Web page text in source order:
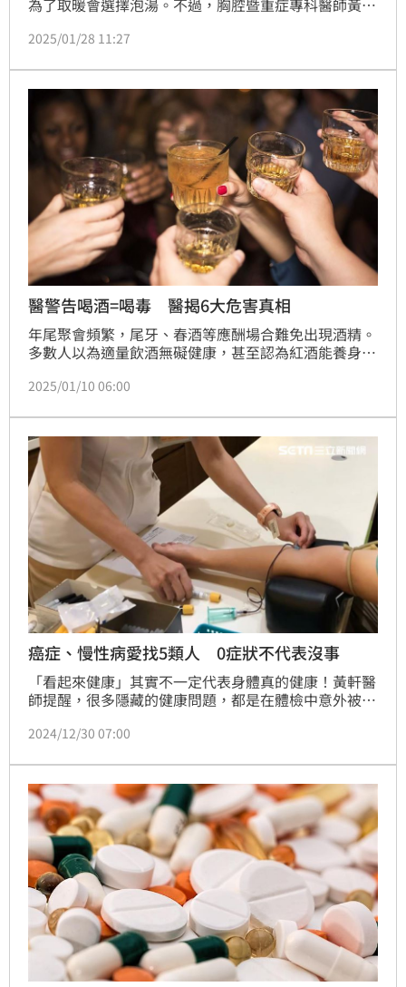
造成負擔，甚至引發猝死等意外，為此他分享冷天安全
或半身浴，以減少心臟負擔。
2025/01/28 11:27
醫警告喝酒=喝毒 醫揭6大危害真相
年尾聚會頻繁，尾牙、春酒等應酬場合難免出現酒精。
多數人以為適量飲酒無礙健康，甚至認為紅酒能養身，
口，也可能對身體造成永久傷害。（周宸妘）
2025/01/10 06:00
癌症、慢性病愛找5類人 0症狀不代表沒事
「看起來健康」其實不一定代表身體真的健康！黃軒醫
師提醒，很多隱藏的健康問題，都是在體檢中意外被發
2024/12/30 07:00